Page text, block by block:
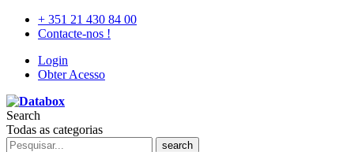
+ 351 21 430 84 00
Contacte-nos !
Login
Obter Acesso
Search
Todas as categorias
search